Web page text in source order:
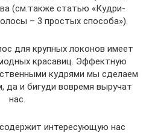
(см.также статью «Кудри-
– 3 простых способа»).
для крупных локонов имеет
красавиц. Эффектную
кудрями мы сделаем
да и бигуди вовремя выручат
нас.
интересующую нас